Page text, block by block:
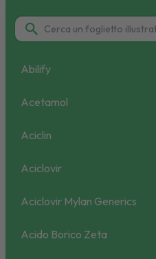
Abilify
Acetamol
Aciclin
Aciclovir
Aciclovir Mylan Generics
Acido Borico Zeta